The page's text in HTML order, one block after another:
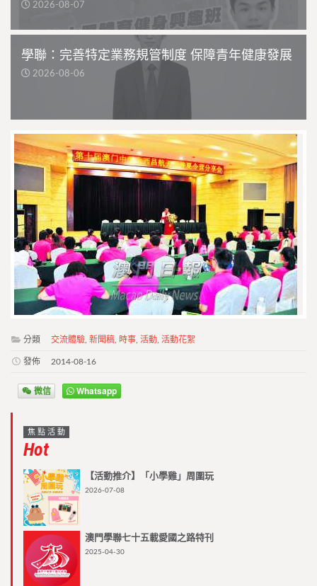
2026-08-07
學聯：完善特定業務規管制度 保障青年健康發展
2026-08-06
分類 交流體驗 新聞稿 時事 活動 活動花絮
發佈 2014-08-16
微信 Whatsapp
焦點活動
Hot
【活動推介】「小學雞」周圍玩
2026-07-08
澳門學聯七十五載愛國之路特刊
2025-04-30